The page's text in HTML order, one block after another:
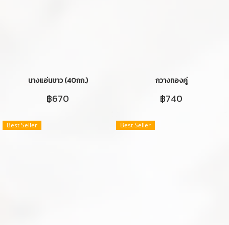
นางแอ่นขาว (40กก.)
฿670
กวางทองคู่
฿740
Best Seller Best Seller